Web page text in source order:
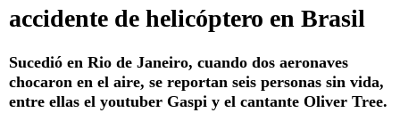
accidente de helicóptero en Brasil
Sucedió en Rio de Janeiro, cuando dos aeronaves
chocaron en el aire, se reportan seis personas sin vida,
entre ellas el youtuber Gaspi y el cantante Oliver Tree.